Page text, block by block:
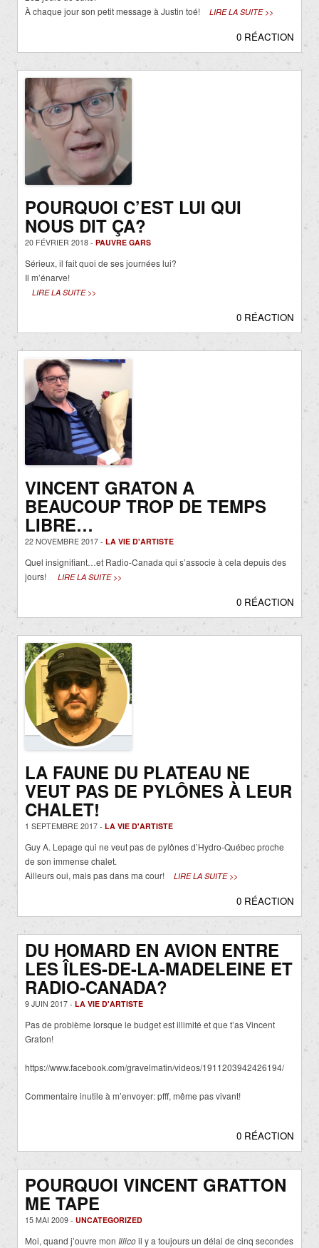
À chaque jour son petit message à Justin toé!
LIRE LA SUITE >>
0 RÉACTION
POURQUOI C’EST LUI QUI
NOUS DIT ÇA?
20 FÉVRIER 2018 - PAUVRE GARS
Sérieux, il fait quoi de ses journées lui?
Il m’énarve!
LIRE LA SUITE >>
0 RÉACTION
VINCENT GRATON A
BEAUCOUP TROP DE TEMPS
LIBRE…
22 NOVEMBRE 2017 - LA VIE D'ARTISTE
Quel insignifiant…et Radio-Canada qui s’associe à cela depuis des
jours!
LIRE LA SUITE >>
0 RÉACTION
LA FAUNE DU PLATEAU NE
VEUT PAS DE PYLÔNES À LEUR
CHALET!
1 SEPTEMBRE 2017 - LA VIE D'ARTISTE
Guy A. Lepage qui ne veut pas de pylônes d’Hydro-Québec proche
de son immense chalet.
Ailleurs oui, mais pas dans ma cour!
LIRE LA SUITE >>
0 RÉACTION
DU HOMARD EN AVION ENTRE
LES ÎLES-DE-LA-MADELEINE ET
RADIO-CANADA?
9 JUIN 2017 - LA VIE D'ARTISTE
Pas de problème lorsque le budget est illimité et que t’as Vincent
Graton!
https://www.facebook.com/gravelmatin/videos/1911203942426194/
Commentaire inutile à m’envoyer: pfff, même pas vivant!
0 RÉACTION
POURQUOI VINCENT GRATTON
ME TAPE
15 MAI 2009 - UNCATEGORIZED
Moi, quand j’ouvre mon Illicoil y a toujours un délai de cinq secondes